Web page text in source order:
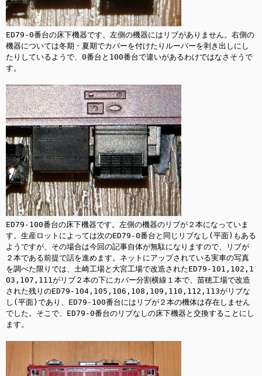
ED79-0番台の床下機器です。左側の機器にはリブがありません。右側の
機器については冬期・夏期でカバーを付けたりルーバーを剥き出しにし
たりしているようで、0番台と100番台で違いがあるわけではなさそうで
す。
ED79-100番台の床下機器です。左側の機器のリブが２本になっていま
す。生産ロットによっては次のED79-0番台と同じリブなし(平面)もある
ようですが、その場合は今回の記事自体が無駄になりますので、リブが
２本である前提で話を進めます。ネットにアップされている実車の写真
を調べた限りでは、土崎工場と大宮工場で改造されたED79-101,102,1
03,107,111がリブ２本の下にカバー分割横線１本で、苗穂工場で改造
された残りのED79-104,105,106,108,109,110,112,113がリブな
し(平面)であり、ED79-100番台にはリブが２本の機体は存在しません
でした。そこで、ED79-0番台のリブなしの床下機器と交換することにし
ます。